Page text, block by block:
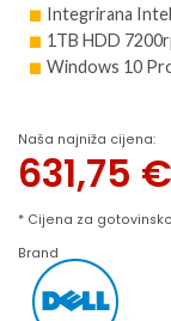
Integrirana
1TB HDD
Windows 10
Naša najniža cijena:
631,75 €
* Cijena za
Brand